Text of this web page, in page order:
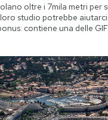
oltre i 7mila metri per
studio potrebbe
contiene una delle